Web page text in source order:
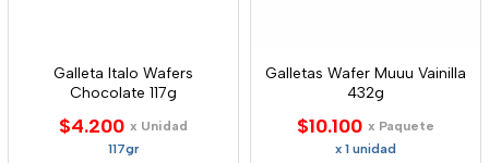
Galleta Italo Wafers
Chocolate 117g
$4.200 x Unidad
117gr
Galletas Wafer Muuu Vainilla
432g
$10.100 x Paquete
x 1 unidad